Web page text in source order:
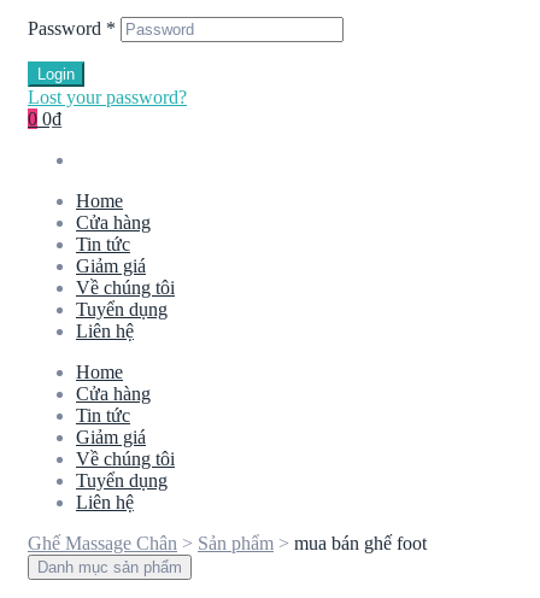
Password *
Login
Lost your password?
0 0₫
Home
Cửa hàng
Tin tức
Giảm giá
Về chúng tôi
Tuyển dụng
Liên hệ
Home
Cửa hàng
Tin tức
Giảm giá
Về chúng tôi
Tuyển dụng
Liên hệ
Ghế Massage Chân > Sản phẩm > mua bán ghế foot
Danh mục sản phẩm